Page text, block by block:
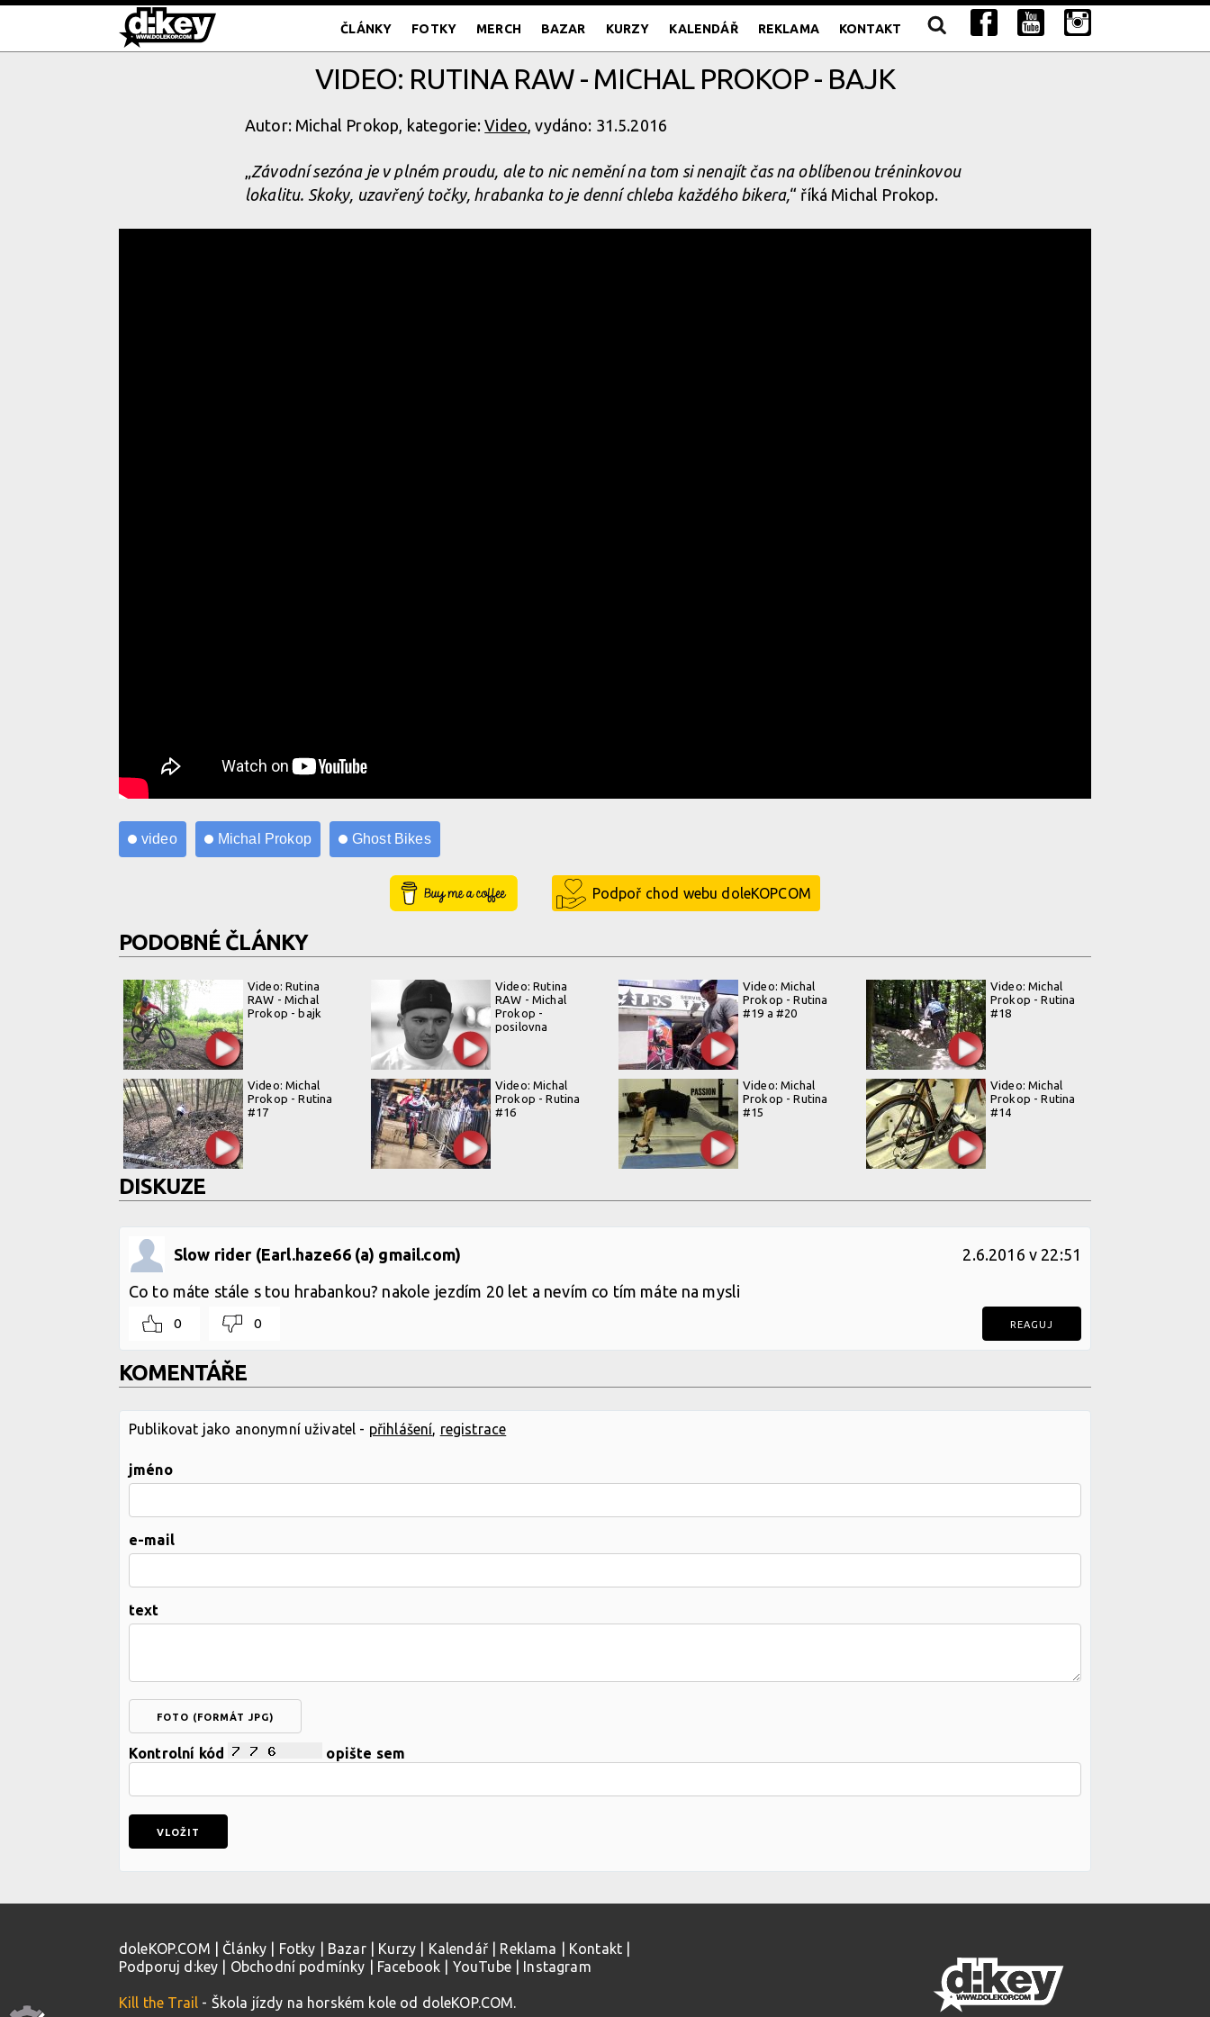
ČLÁNKY FOTKY MERCH BAZAR KURZY KALENDÁŘ REKLAMA KONTAKT
VIDEO: RUTINA RAW - MICHAL PROKOP - BAJK
Autor: Michal Prokop, kategorie:Video, vydáno: 31.5.2016
„Závodní sezóna je v plném proudu, ale to nic nemění na tom si nenajít čas na oblíbenou tréninkovou
lokalitu. Skoky, uzavřený točky, hrabanka to je denní chleba každého bikera,“ říká Michal Prokop.
video Michal Prokop Ghost Bikes
Buy Me a Coffee Podpoř chod webu doleKOPCOM
PODOBNÉ ČLÁNKY
Video: Rutina
RAW - Michal
Prokop - bajk
Video: Rutina
RAW - Michal
Prokop -
posilovna
Video: Michal
Prokop - Rutina
#19 a #20
Video: Michal
Prokop - Rutina
#18
Video: Michal
Prokop - Rutina
#17
Video: Michal
Prokop - Rutina
#16
Video: Michal
Prokop - Rutina
#15
Video: Michal
Prokop - Rutina
#14
DISKUZE
Slow rider (Earl.haze66 (a) gmail.com) 2.6.2016 v 22:51
Co to máte stále s tou hrabankou? nakole jezdím 20 let a nevím co tím máte na mysli
0 0 REAGUJ
KOMENTÁŘE
Publikovat jako anonymní uživatel - přihlášení registrace
jméno
e-mail
text
FOTO (FORMÁT JPG)
Kontrolní kód opište sem
doleKOP.COM Články Fotky Bazar| Kurzy Kalendář| Reklama Kontakt
Podporuj d:key
Obchodní podmínky Facebook YouTube| Instagram
Kill the Trail - Škola jízdy na horském kole od doleKOP.COM.